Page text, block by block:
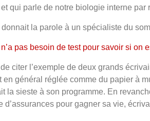
et qui parle de notre biologie interne par
la parole à un spécialiste du
pas besoin de test pour savoir si on
de citer l’exemple de deux grands
en général réglée comme du papier à
la sieste à son programme. En
d’assurances pour gagner sa vie,